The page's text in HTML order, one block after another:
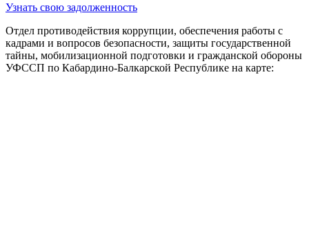
Узнать свою задолженность
Отдел противодействия коррупции, обеспечения работы с
кадрами и вопросов безопасности, защиты государственной
тайны, мобилизационной подготовки и гражданской обороны
УФССП по Кабардино-Балкарской Республике на карте: